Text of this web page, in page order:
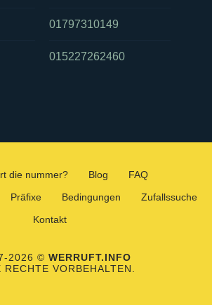
01797310149
015227262460
die nummer? Blog
FAQ
Präfixe Bedingungen
Zufallssuche
Kontakt
2026 © WERRUFT.INFO
RECHTE VORBEHALTEN.